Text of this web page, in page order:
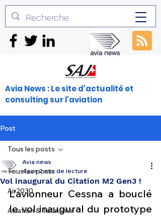
Avia News : Le site d'actualité et
consulting sur l'aviation
Post
Tous les posts
Air2030
Aviation & Tourisme
Tous les posts
Vol inaugural du Citation M2 Gen3 !
Avia news
4 juin 2 min de lecture
L’avionneur Cessna a bouclé
le vol inaugural du prototype